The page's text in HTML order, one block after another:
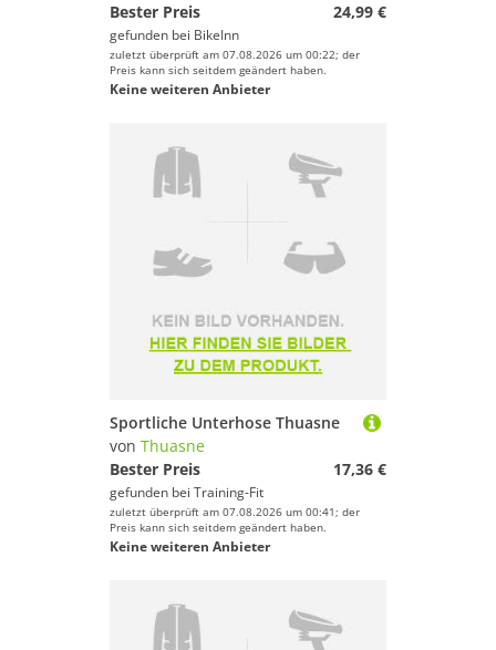
Bester Preis
24,99 €
gefunden bei BikeInn
zuletzt überprüft am 07.08.2026 um 00:22; der
Preis kann sich seitdem geändert haben.
Keine weiteren Anbieter
Sportliche Unterhose Thuasne
von Thuasne
Bester Preis
17,36 €
gefunden bei Training-Fit
zuletzt überprüft am 07.08.2026 um 00:41; der
Preis kann sich seitdem geändert haben.
Keine weiteren Anbieter